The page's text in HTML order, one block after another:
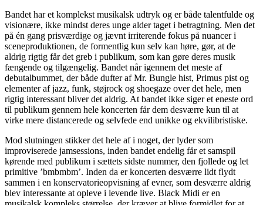
Bandet har et komplekst musikalsk udtryk og er både talentfulde og
visionære, ikke mindst deres unge alder taget i betragtning. Men det
på én gang prisværdige og jævnt irriterende fokus på nuancer i
sceneproduktionen, de formentlig kun selv kan høre, gør, at de
aldrig rigtig får det greb i publikum, som kan gøre deres musik
fængende og tilgængelig. Bandet når igennem det meste af
debutalbummet, der både dufter af Mr. Bungle hist, Primus pist og
elementer af jazz, funk, støjrock og shoegaze over det hele, men
rigtig interessant bliver det aldrig. At bandet ikke siger et eneste ord
til publikum gennem hele koncerten får dem desværre kun til at
virke mere distancerede og selvfede end unikke og ekvilibristiske.
Mod slutningen stikker det hele af i noget, der lyder som
improviserede jamsessions, inden bandet endelig får et samspil
kørende med publikum i sættets sidste nummer, den fjollede og let
primitive ’bmbmbm’. Inden da er koncerten desværre lidt flydt
sammen i en konservatorieopvisning af evner, som desværre aldrig
blev interessante at opleve i levende live. Black Midi er en